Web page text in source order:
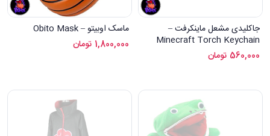
جاکلیدی مشعل ماینکرفت –
Minecraft Torch Keychain
560,000 تومان
ماسک اوبیتو – Obito Mask
1,800,000 تومان